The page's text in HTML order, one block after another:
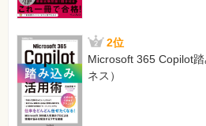
2位
Microsoft 365 Copilot
ネス）